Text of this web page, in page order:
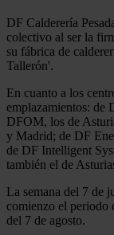
DF Calderería
colectivo al ser la
su fábrica de
Tallerón'.
En cuanto a los
emplazamientos: de
DFOM, los de
y Madrid; de DF
de DF Intelligent
también el de
La semana del 7 de
comienzo el periodo
del 7 de agosto.